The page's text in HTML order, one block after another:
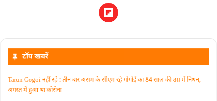
टॉप खबरें
Tarun Gogoi नहीं रहे : तीन बार असम के सीएम रहे गोगोई का 84 साल की उम्र में निधन,
अगस्त में हुआ था कोरोना